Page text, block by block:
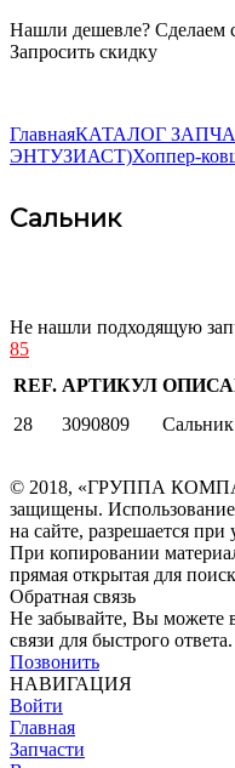
Нашли дешевле? Сделаем
Запросить скидку
ГлавнаяКАТАЛОГ
ЭНТУЗИАСТ)Хоппер-
Сальник
Не нашли подходящую
85
REF. АРТИКУЛ
28
3090809 Сальник
© 2018, «ГРУППА
защищены.
на сайте, разрешается
При копировании
прямая открытая для
Обратная связь
Не забывайте, Вы можете
связи для быстрого ответа.
Позвонить
НАВИГАЦИЯ
Войти
Главная
Запчасти